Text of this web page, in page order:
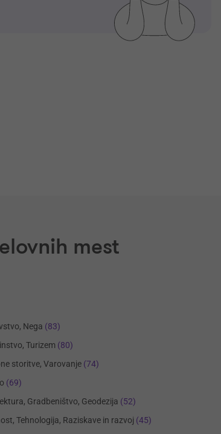
mest
Nega (83)
Turizem (80)
storitve, Varovanje (74)
(69)
Gradbeništvo, Geodezija (52)
Tehnologija, Raziskave in razvoj (45)